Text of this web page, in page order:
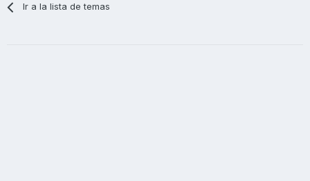
Ir a la lista de temas